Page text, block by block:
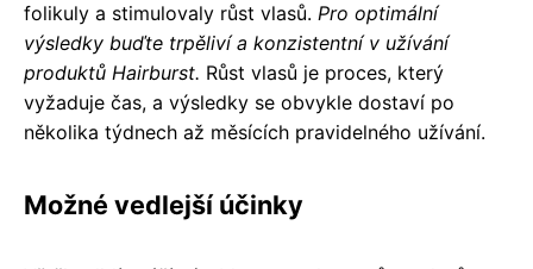
folikuly a stimulovaly růst vlasů. Pro optimální
výsledky buďte trpěliví a konzistentní v užívání
produktů Hairburst. Růst vlasů je proces, který
vyžaduje čas, a výsledky se obvykle dostaví po
několika týdnech až měsících pravidelného užívání.
Možné vedlejší účinky